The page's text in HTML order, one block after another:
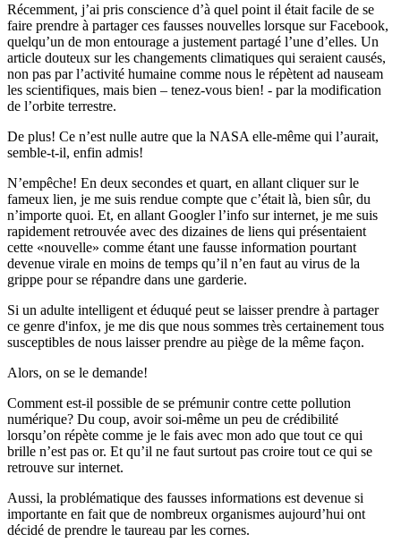
Récemment, j’ai pris conscience d’à quel point il était facile de se
faire prendre à partager ces fausses nouvelles lorsque sur Facebook,
quelqu’un de mon entourage a justement partagé l’une d’elles. Un
article douteux sur les changements climatiques qui seraient causés,
non pas par l’activité humaine comme nous le répètent ad nauseam
les scientifiques, mais bien – tenez-vous bien! - par la modification
de l’orbite terrestre.
De plus! Ce n’est nulle autre que la NASA elle-même qui l’aurait,
semble-t-il, enfin admis!
N’empêche! En deux secondes et quart, en allant cliquer sur le
fameux lien, je me suis rendue compte que c’était là, bien sûr, du
n’importe quoi. Et, en allant Googler l’info sur internet, je me suis
rapidement retrouvée avec des dizaines de liens qui présentaient
cette «nouvelle» comme étant une fausse information pourtant
devenue virale en moins de temps qu’il n’en faut au virus de la
grippe pour se répandre dans une garderie.
Si un adulte intelligent et éduqué peut se laisser prendre à partager
ce genre d'infox, je me dis que nous sommes très certainement tous
susceptibles de nous laisser prendre au piège de la même façon.
Alors, on se le demande!
Comment est-il possible de se prémunir contre cette pollution
numérique? Du coup, avoir soi-même un peu de crédibilité
lorsqu’on répète comme je le fais avec mon ado que tout ce qui
brille n’est pas or. Et qu’il ne faut surtout pas croire tout ce qui se
retrouve sur internet.
Aussi, la problématique des fausses informations est devenue si
importante en fait que de nombreux organismes aujourd’hui ont
décidé de prendre le taureau par les cornes.